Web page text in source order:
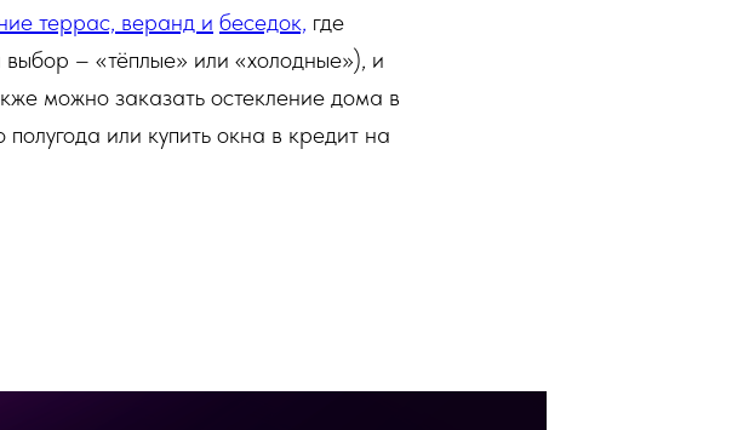
террас, веранд и беседок, где
– «тёплые» или «холодные»), и
можно заказать остекление дома в
или купить окна в кредит на